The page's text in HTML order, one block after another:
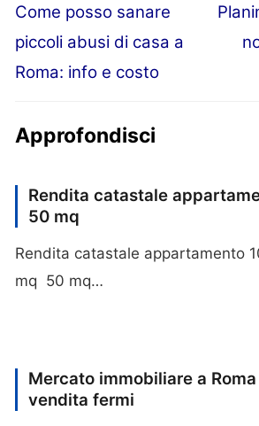
Navigazione
articoli
Articolo
precedente:
Come posso sanare
piccoli abusi di casa a
Roma: info e costo
Approfondisci
Rendita catastale
50 mq
Rendita catastale appartamento
mq 50 mq…
Mercato immobiliare a
vendita fermi